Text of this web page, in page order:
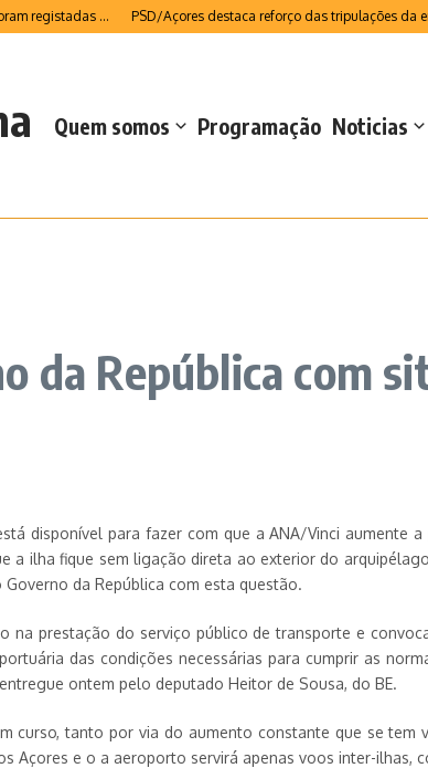
... PSD/Açores destaca reforço das tripulações da
Quem somos Programação Noticias
da República com
disponível para fazer com que a ANA/Vinci
a ilha fique sem ligação direta ao exterior do
da República com esta questão.
na prestação do serviço público de transporte e
das condições necessárias para cumprir as
ontem pelo deputado Heitor de Sousa, do BE.
tanto por via do aumento constante que se tem
Açores e o a aeroporto servirá apenas voos inter-ilhas,